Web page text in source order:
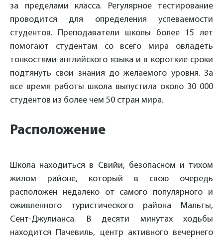
за пределами класса. Регулярное тестирование
проводится для определения успеваемости
студентов. Преподаватели школы более 15 лет
помогают студентам со всего мира овладеть
тонкостями английского языка и в короткие сроки
подтянуть свои знания до желаемого уровня. За
все время работы школа выпустила около 30 000
студентов из более чем 50 стран мира.
Расположение
Школа находиться в Свийи, безопасном и тихом
жилом районе, который в свою очередь
расположен недалеко от самого популярного и
оживленного туристического района Мальты,
Сент-Джулианса. В десяти минутах ходьбы
находится Пачевиль, центр активного вечернего